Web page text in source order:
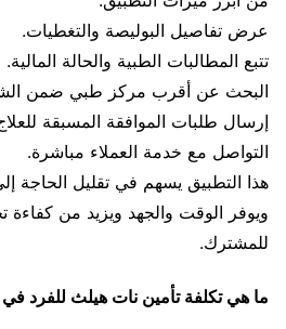
عرض تفاصيل البوليصة والتغطيات.
تتبع المطالبات الطبية والحالة المالية.
البحث عن أقرب مركز طبي ضمن
إرسال طلبات الموافقة المسبقة
التواصل مع خدمة العملاء مباشرة.
هذا التطبيق يسهم في تقليل الحاجة
ويوفر الوقت والجهد ويزيد من كفاءة
للمشترك.
ما هي تكلفة تأمين نات هيلث للفرد في